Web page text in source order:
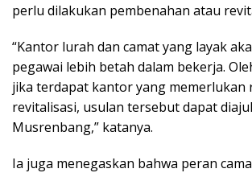
perlu dilakukan pembenahan atau
“Kantor lurah dan camat yang layak
pegawai lebih betah dalam bekerja.
jika terdapat kantor yang memerlukan
revitalisasi, usulan tersebut dapat
Musrenbang,” katanya.
Ia juga menegaskan bahwa peran